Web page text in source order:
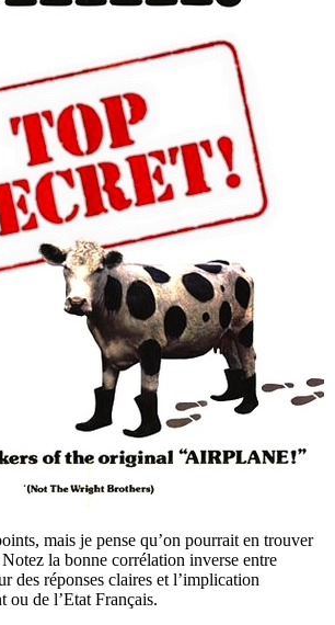
mais je pense qu’on pourrait en trouver
la bonne corrélation inverse entre
des réponses claires et l’implication
ou de l’Etat Français.